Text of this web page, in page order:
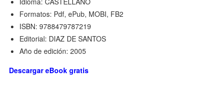
Formatos: Pdf, ePub, MOBI, FB2
ISBN: 9788479787219
Editorial: DIAZ DE SANTOS
Año de edición: 2005
Descargar eBook gratis